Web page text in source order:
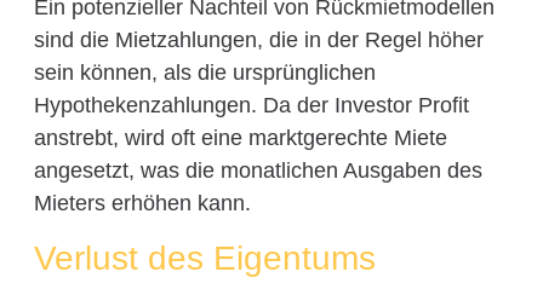
Ein potenzieller Nachteil von Rückmietmodellen
sind die Mietzahlungen, die in der Regel höher
sein können, als die ursprünglichen
Hypothekenzahlungen. Da der Investor Profit
anstrebt, wird oft eine marktgerechte Miete
angesetzt, was die monatlichen Ausgaben des
Mieters erhöhen kann.
Verlust des Eigentums